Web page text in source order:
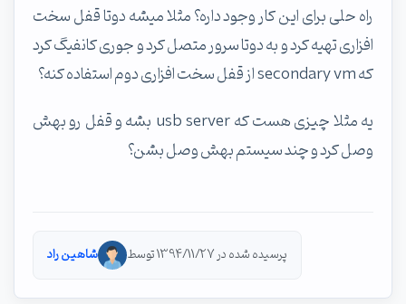
راه حلی برای این کار وجود داره؟ مثلا میشه دوتا قفل سخت
افزاری تهیه کرد و به دوتا سرور متصل کرد و جوری کانفیگ کرد
که secondary vm از قفل سخت افزاری دوم استفاده کنه؟
یه مثلا چیزی هست که usb server بشه و قفل رو بهش
وصل کرد و چند سیستم بهش وصل بشن؟
پرسیده شده در 1394/11/27 توسط شاهین راد